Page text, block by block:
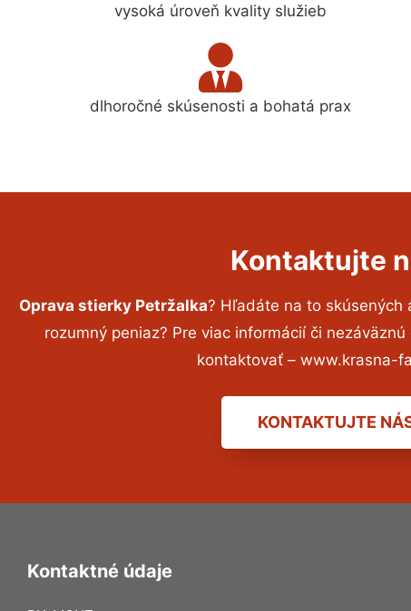
vysoká úroveň kvality služieb
dlhoročné skúsenosti a bohatá prax
Kontaktujte
Oprava stierky Petržalka? Hľadáte na to skúsených
rozumný peniaz? Pre viac informácií či
kontaktovať – www.krasna-
KONTAKTUJTE
Kontaktné údaje